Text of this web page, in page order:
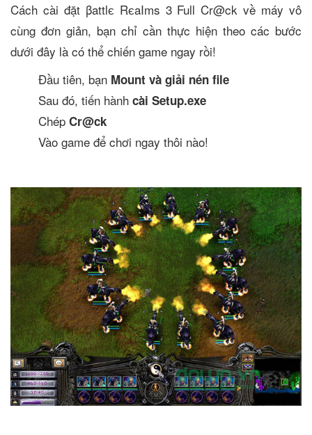
Cách cài đặt βattlє RєaIms 3 Full Cr@ck về máy vô
cùng đơn giản, bạn chỉ cần thực hiện theo các bước
dưới đây là có thể chiến game ngay rồi!
Đầu tiên, bạn Mount và giải nén file
Sau đó, tiến hành cài Setup.exe
Chép Cr@ck
Vào game để chơi ngay thôi nào!